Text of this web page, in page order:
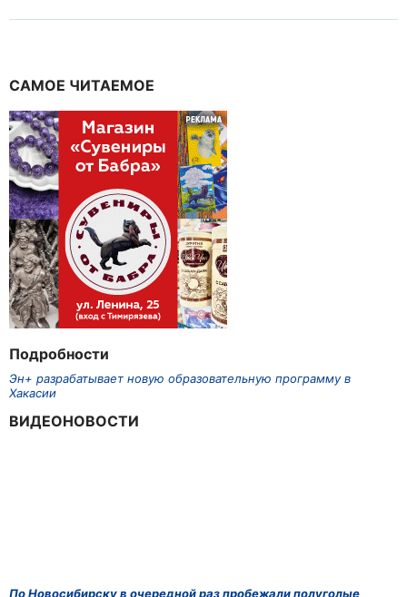
САМОЕ ЧИТАЕМОЕ
Подробности
Эн+ разрабатывает новую образовательную программу в
Хакасии
ВИДЕОНОВОСТИ
По Новосибирску в очередной раз пробежали полуголые